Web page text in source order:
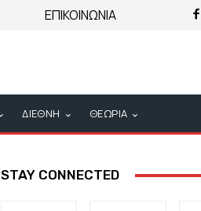
ΕΠΙΚΟΙΝΩΝΙΑ
ΔΙΕΘΝΗ ΘΕΩΡΙΑ
STAY CONNECTED